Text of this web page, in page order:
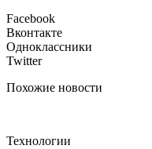
Facebook
Вконтакте
Одноклассники
Twitter
Похожие новости
Технологии